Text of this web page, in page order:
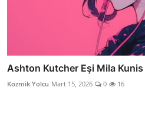
Ashton Kutcher Eşi Mila
Kozmik Yolcu Mart 15, 2026 0 16